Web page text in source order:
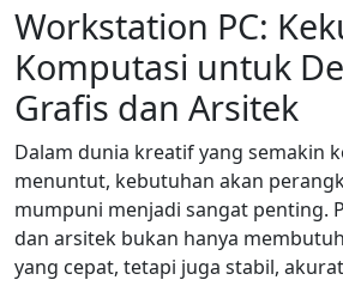
Workstation PC:
Komputasi untuk
Grafis dan Arsitek
Dalam dunia kreatif yang semakin
menuntut, kebutuhan akan
mumpuni menjadi sangat penting.
dan arsitek bukan hanya
yang cepat, tetapi juga stabil,